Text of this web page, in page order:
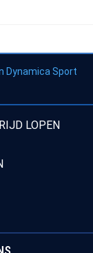
Dynamica Sport
LOPEN